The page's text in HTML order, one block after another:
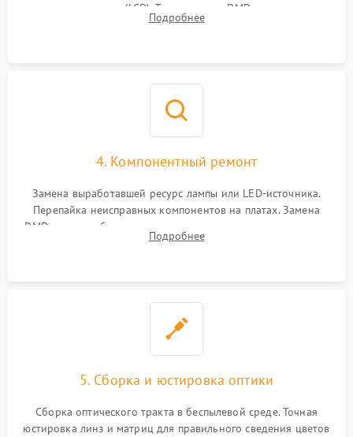
или поляризаторов (LCD). Тестирование DMD-чипа, датчиков
температуры и оптопар с помощью мультиметра и
Подробнее
4. Компонентный ремонт
Замена выработавшей ресурс лампы или LED-источника.
Перепайка неисправных компонентов на платах. Замена
DMD-чипа при битых пикселях, установка нового цветового
колеса или восстановление сгоревших поляризационных
Подробнее
5. Сборка и юстировка оптики
Сборка оптического тракта в беспылевой среде. Точная
юстировка линз и матриц для правильного сведения цветов